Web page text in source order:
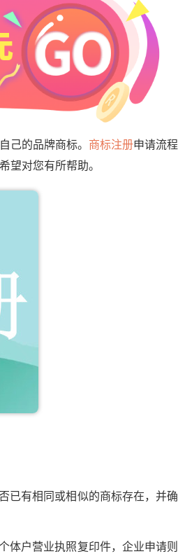
己的品牌商标。 商标注册申请流程
望对您有所帮助。
有相同或相似的商标存在，并确
户营业执照复印件，企业申请则